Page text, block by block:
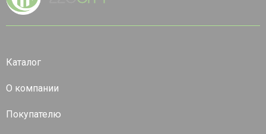
Каталог
О компании
Покупателю